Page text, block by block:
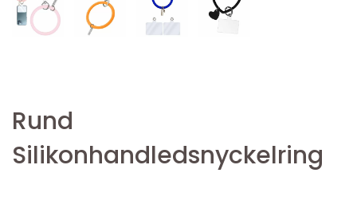
Rund
Silikonhandledsnyckelring